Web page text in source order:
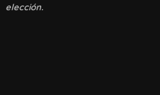
elección.